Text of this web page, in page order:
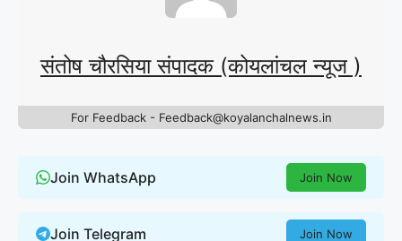
संतोष चौरसिया संपादक (कोयलांचल न्यूज )
For Feedback - Feedback@koyalanchalnews.in
Join WhatsApp Join Now
Join Telegram Join Now